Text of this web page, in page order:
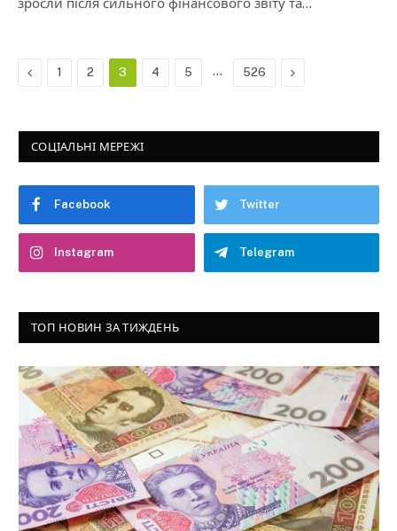
зросли після сильного фінансового звіту та…
Previous
1 2 3 4 5 … 526 Next
СОЦІАЛЬНІ МЕРЕЖІ
Facebook Twitter
Instagram Telegram
ТОП НОВИН ЗА ТИЖДЕНЬ